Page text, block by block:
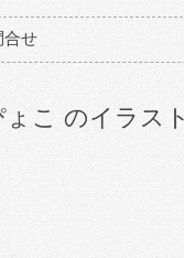
合せ
こ のイラス